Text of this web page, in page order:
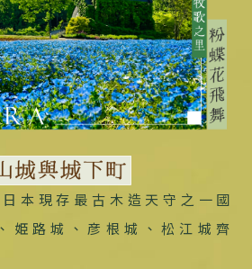
本現存最古木造天守之一國
姫路城、彦根城、松江城齊